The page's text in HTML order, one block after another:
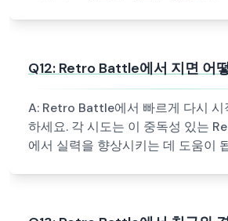
Q12: Retro Battle에서 지면 어
A: Retro Battle에서 빠르게 다시 시
하세요. 각 시도는 이 중독성 있는
에서 실력을 향상시키는 데 도움이